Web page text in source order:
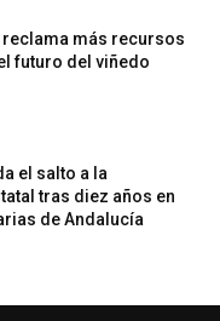
reclama más recursos
futuro del viñedo
el salto a la
tras diez años en
de Andalucía